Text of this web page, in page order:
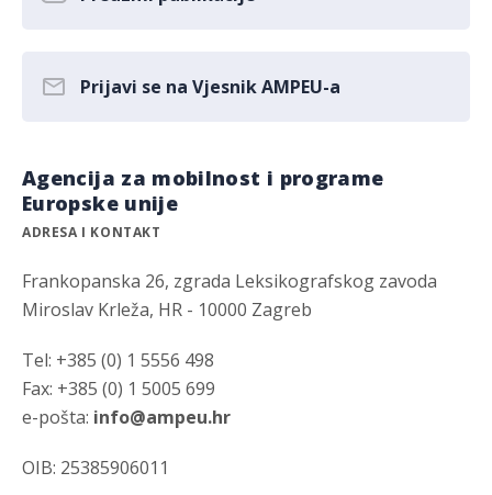
Prijavi se na Vjesnik AMPEU-a
Agencija za mobilnost i programe
Europske unije
ADRESA I KONTAKT
Frankopanska 26, zgrada Leksikografskog zavoda
Miroslav Krleža, HR - 10000 Zagreb
Tel: +385 (0) 1 5556 498
Fax: +385 (0) 1 5005 699
e-pošta: info@ampeu.hr
OIB: 25385906011